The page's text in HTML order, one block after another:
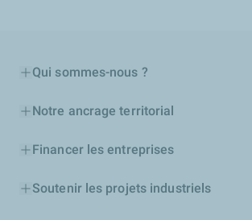
Qui sommes-nous ?
Notre ancrage territorial
Financer les entreprises
Soutenir les projets industriels